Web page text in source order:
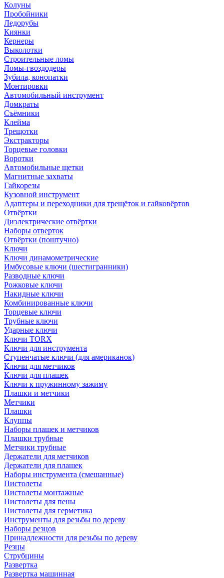
Колуны
Пробойники
Ледорубы
Киянки
Кернеры
Выколотки
Строительные ломы
Ломы-гвоздодеры
Зубила, конопатки
Монтировки
Автомобильный инструмент
Домкраты
Съёмники
Клейма
Трещотки
Экстракторы
Торцевые головки
Воротки
Автомобильные щетки
Магнитные захваты
Гайкорезы
Кузовной инструмент
Адаптеры и переходники для трещёток и гайковёртов
Отвёртки
Диэлектрические отвёртки
Наборы отверток
Отвёртки (поштучно)
Ключи
Ключи динамометрические
Имбусовые ключи (шестигранники)
Разводные ключи
Рожковые ключи
Накидные ключи
Комбинированные ключи
Торцевые ключи
Трубные ключи
Ударные ключи
Ключи TORX
Ключи для инструмента
Ступенчатые ключи (для американок)
Ключи для метчиков
Ключи для плашек
Ключи к пружинному зажиму
Плашки и метчики
Метчики
Плашки
Клуппы
Наборы плашек и метчиков
Плашки трубные
Метчики трубные
Держатели для метчиков
Держатели для плашек
Наборы инструмента (смешанные)
Пистолеты
Пистолеты монтажные
Пистолеты для пены
Пистолеты для герметика
Инструменты для резьбы по дереву
Наборы резцов
Принадлежности для резьбы по дереву
Резцы
Струбцины
Развертка
Развертка машинная